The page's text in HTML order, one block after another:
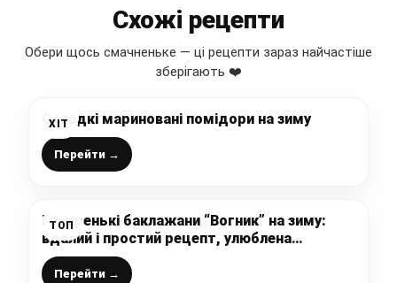
Схожі рецепти
Обери щось смачненьке — ці рецепти зараз найчастіше
зберігають ❤️
ХІТ
Солодкі мариновані помідори на зиму
Перейти →
ТОП
Гостренькі баклажани “Вогник” на зиму:
вдалий і простий рецепт, улюблена
заготовка мого чоловіка, виходить дуже
смачно
Перейти →